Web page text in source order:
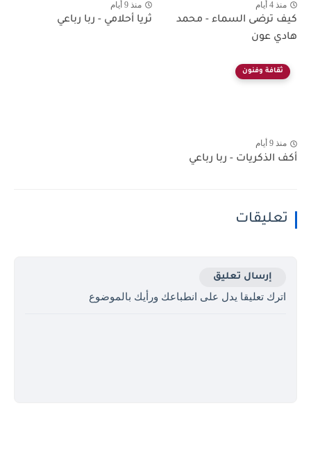
منذ 4 أيام
كيف ترضى السماء - محمد
هادي عون
منذ 9 أيام
ثريا أحلامي - ربا رباعي
ثقافة وفنون
منذ 9 أيام
أكف الذكريات - ربا رباعي
تعليقات
إرسال تعليق
اترك تعليقا يدل على انطباعك ورأيك بالموضوع